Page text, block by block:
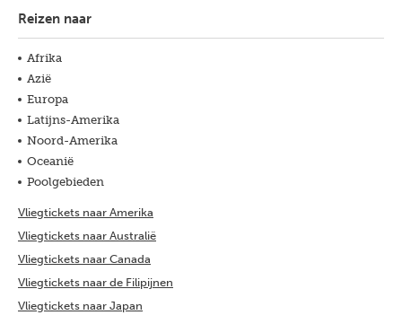
Reizen naar
Afrika
Azië
Europa
Latijns-Amerika
Noord-Amerika
Oceanië
Poolgebieden
Vliegtickets naar Amerika
Vliegtickets naar Australië
Vliegtickets naar Canada
Vliegtickets naar de Filipijnen
Vliegtickets naar Japan